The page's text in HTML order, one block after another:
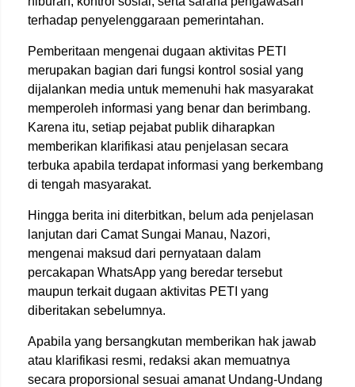
terhadap penyelenggaraan pemerintahan.
Pemberitaan mengenai dugaan aktivitas PETI
merupakan bagian dari fungsi kontrol sosial yang
dijalankan media untuk memenuhi hak masyarakat
memperoleh informasi yang benar dan berimbang.
Karena itu, setiap pejabat publik diharapkan
memberikan klarifikasi atau penjelasan secara
terbuka apabila terdapat informasi yang berkembang
di tengah masyarakat.
Hingga berita ini diterbitkan, belum ada penjelasan
lanjutan dari Camat Sungai Manau, Nazori,
mengenai maksud dari pernyataan dalam
percakapan WhatsApp yang beredar tersebut
maupun terkait dugaan aktivitas PETI yang
diberitakan sebelumnya.
Apabila yang bersangkutan memberikan hak jawab
atau klarifikasi resmi, redaksi akan memuatnya
secara proporsional sesuai amanat Undang-Undang